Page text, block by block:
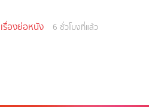
เรื่องย่อหนัง 6 ชั่วโมงที่แล้ว